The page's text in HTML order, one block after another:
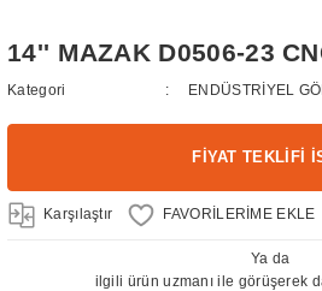
14'' MAZAK D0506-23
Kategori ENDÜSTRİYEL
FİYAT TEKLİFİ
Karşılaştır
Ya da
ilgili ürün uzmanı ile görüşerek